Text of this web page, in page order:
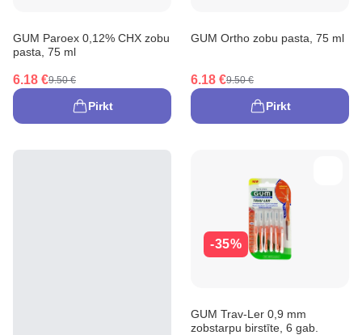
GUM Paroex 0,12% CHX zobu
pasta, 75 ml
6.18 €9.50 €
Pirkt
GUM Ortho zobu pasta, 75 ml
6.18 €9.50 €
Pirkt
-35%
GUM Trav-Ler 0,9 mm
zobstarpu birstīte, 6 gab.